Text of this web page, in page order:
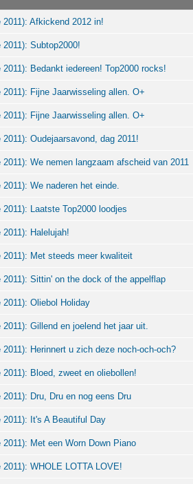
2011): Afkickend 2012 in!
Subtop2000!
2011): Bedankt iedereen! Top2000 rocks!
2011): Fijne Jaarwisseling allen. O+
2011): Fijne Jaarwisseling allen. O+
Oudejaarsavond, dag 2011!
2011): We nemen langzaam afscheid van 2011
We naderen het einde.
Laatste Top2000 loodjes
Halelujah!
2011): Met steeds meer kwaliteit
2011): Sittin' on the dock of the appelflap
Oliebol Holiday
2011): Gillend en joelend het jaar uit.
2011): Herinnert u zich deze noch-och-och?
2011): Bloed, zweet en oliebollen!
Dru, Dru en nog eens Dru
2011): It's A Beautiful Day
2011): Met een Worn Down Piano
WHOLE LOTTA LOVE!